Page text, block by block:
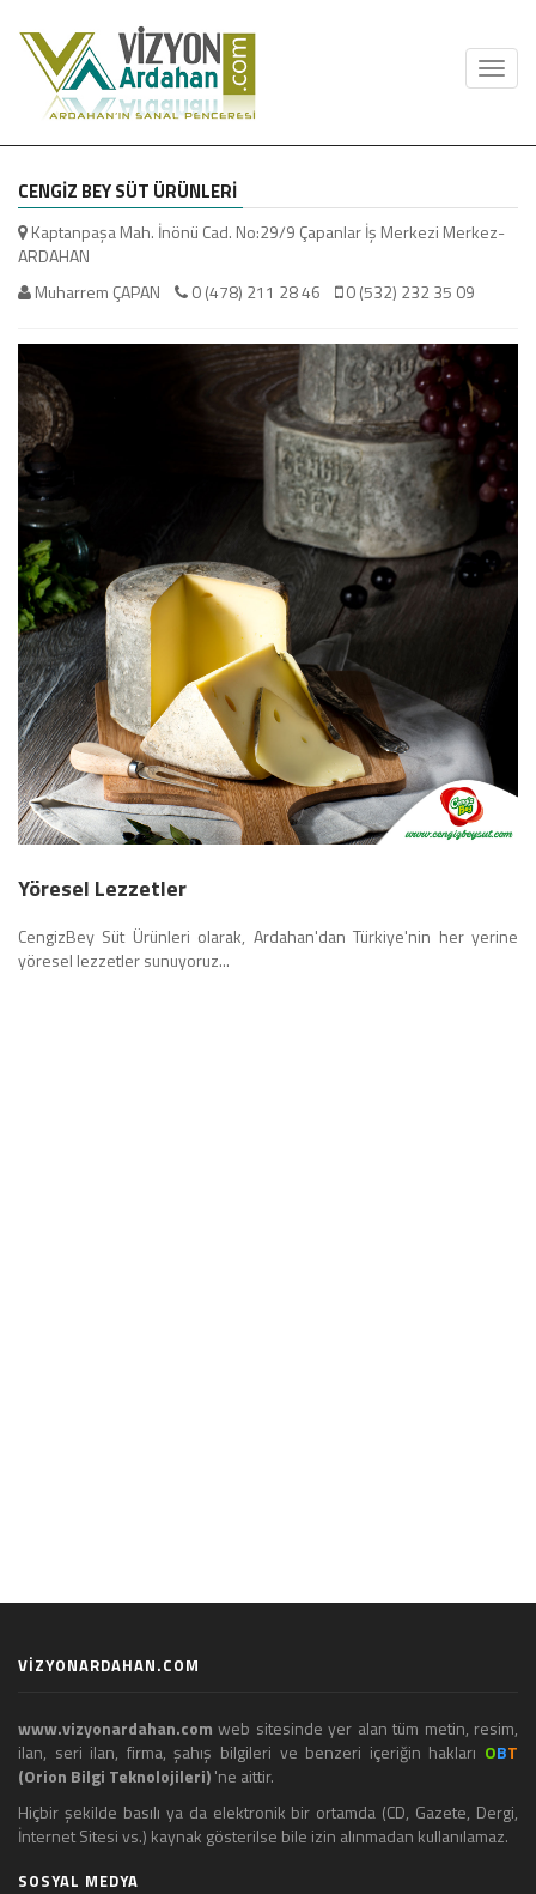
CENGİZ BEY SÜT ÜRÜNLERİ
Kaptanpaşa Mah. İnönü Cad. No:29/9 Çapanlar İş Merkezi Merkez-
ARDAHAN
Muharrem ÇAPAN
0 (478) 211 28 46 0 (532) 232 35 09
Yöresel Lezzetler
CengizBey Süt Ürünleri olarak, Ardahan'dan Türkiye'nin her yerine
yöresel lezzetler sunuyoruz...
VİZYONARDAHAN.COM
www.vizyonardahan.com web sitesinde yer alan tüm metin, resim,
ilan, seri ilan, firma, şahış bilgileri ve benzeri içeriğin hakları OBT
(Orion Bilgi Teknolojileri)'ne aittir.
Hiçbir şekilde basılı ya da elektronik bir ortamda (CD, Gazete, Dergi,
İnternet Sitesi vs.) kaynak gösterilse bile izin alınmadan kullanılamaz.
SOSYAL MEDYA